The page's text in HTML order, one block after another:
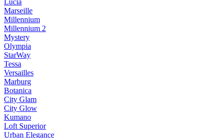
Lucia
Marseille
Millennium
Millennium 2
Mystery
Olympia
StarWay
Tessa
Versailles
Marburg
Botanica
City Glam
City Glow
Kumano
Loft Superior
Urban Elegance